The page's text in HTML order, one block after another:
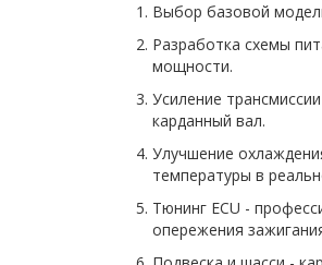
Выбор базовой
Разработка схемы
мощности.
Усиление
карданный вал.
Улучшение
температуры в
Тюнинг ECU -
опережения